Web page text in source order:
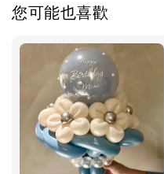
您可能也喜歡